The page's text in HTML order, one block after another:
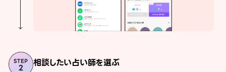
相談したい占い師を選ぶ